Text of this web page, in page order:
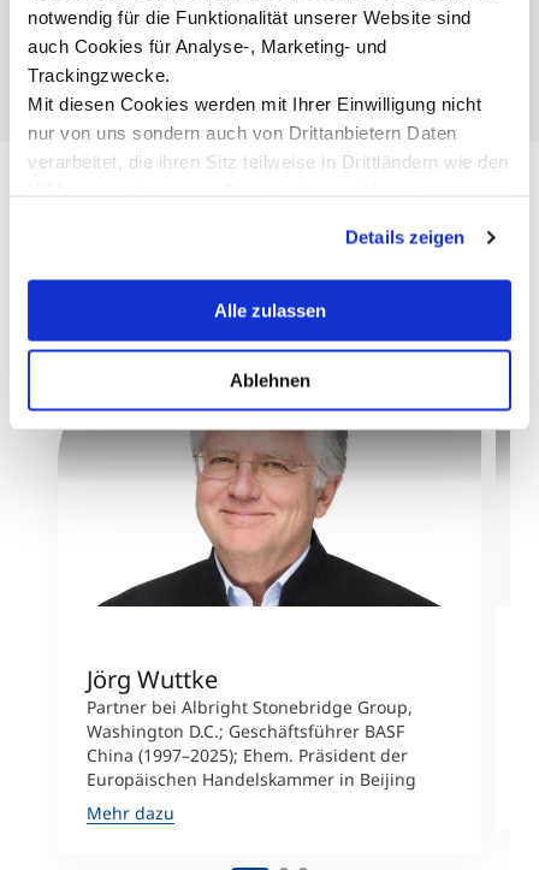
notwendig für die Funktionalität unserer Website sind
auch Cookies für Analyse-, Marketing- und
Trackingzwecke.
Mit diesen Cookies werden mit Ihrer Einwilligung nicht
nur von uns sondern auch von Drittanbietern Daten
verarbeitet, die ihren Sitz teilweise in Drittländern wie den
erklären Ihnen genau, was eine Datenübermittlung in die
USA bedeuten kann.
Details zeigen
Alle zulassen
Ablehnen
+43 512 2070 - 1710
alumni@mci.edu
Ähnliche Events
Aktuell. Informativ. Inspirierend.
Online
Jörg Wuttke
Partner bei Albright Stonebridge Group,
Washington D.C.; Geschäftsführer BASF
China (1997–2025); Ehem. Präsident der
Europäischen Handelskammer in Beijing
Mehr dazu